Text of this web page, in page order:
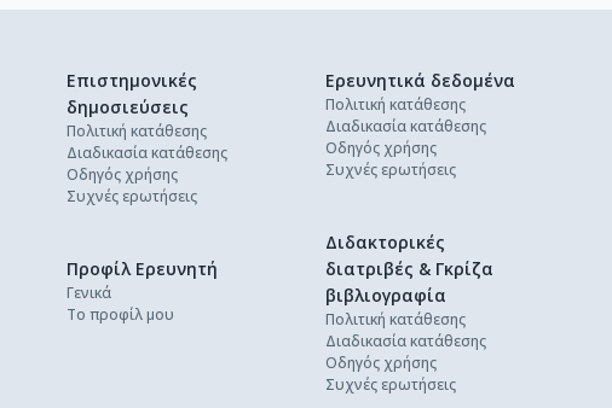
Επιστημονικές
δημοσιεύσεις
Πολιτική κατάθεσης
Διαδικασία κατάθεσης
Οδηγός χρήσης
Συχνές ερωτήσεις
Ερευνητικά δεδομένα
Πολιτική κατάθεσης
Διαδικασία κατάθεσης
Οδηγός χρήσης
Συχνές ερωτήσεις
Διδακτορικές
διατριβές & Γκρίζα
βιβλιογραφία
Πολιτική κατάθεσης
Διαδικασία κατάθεσης
Οδηγός χρήσης
Συχνές ερωτήσεις
Προφίλ Ερευνητή
Γενικά
Το προφίλ μου